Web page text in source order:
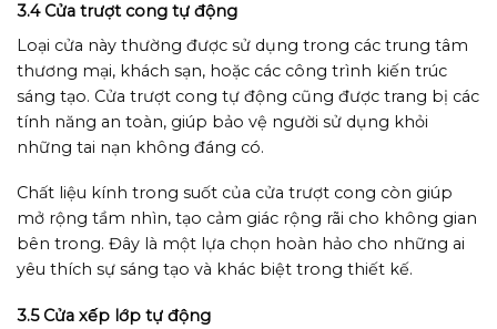
3.4 Cửa trượt cong tự động
Loại cửa này thường được sử dụng trong các trung tâm
thương mại, khách sạn, hoặc các công trình kiến trúc
sáng tạo. Cửa trượt cong tự động cũng được trang bị các
tính năng an toàn, giúp bảo vệ người sử dụng khỏi
những tai nạn không đáng có.
Chất liệu kính trong suốt của cửa trượt cong còn giúp
mở rộng tầm nhìn, tạo cảm giác rộng rãi cho không gian
bên trong. Đây là một lựa chọn hoàn hảo cho những ai
yêu thích sự sáng tạo và khác biệt trong thiết kế.
3.5 Cửa xếp lớp tự động